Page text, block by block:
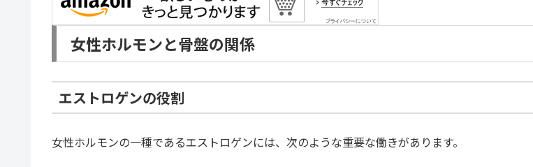
女性ホルモンと骨盤の関係
エストロゲンの役割
女性ホルモンの一種であるエストロゲンには、次のような重要な働きがあります。